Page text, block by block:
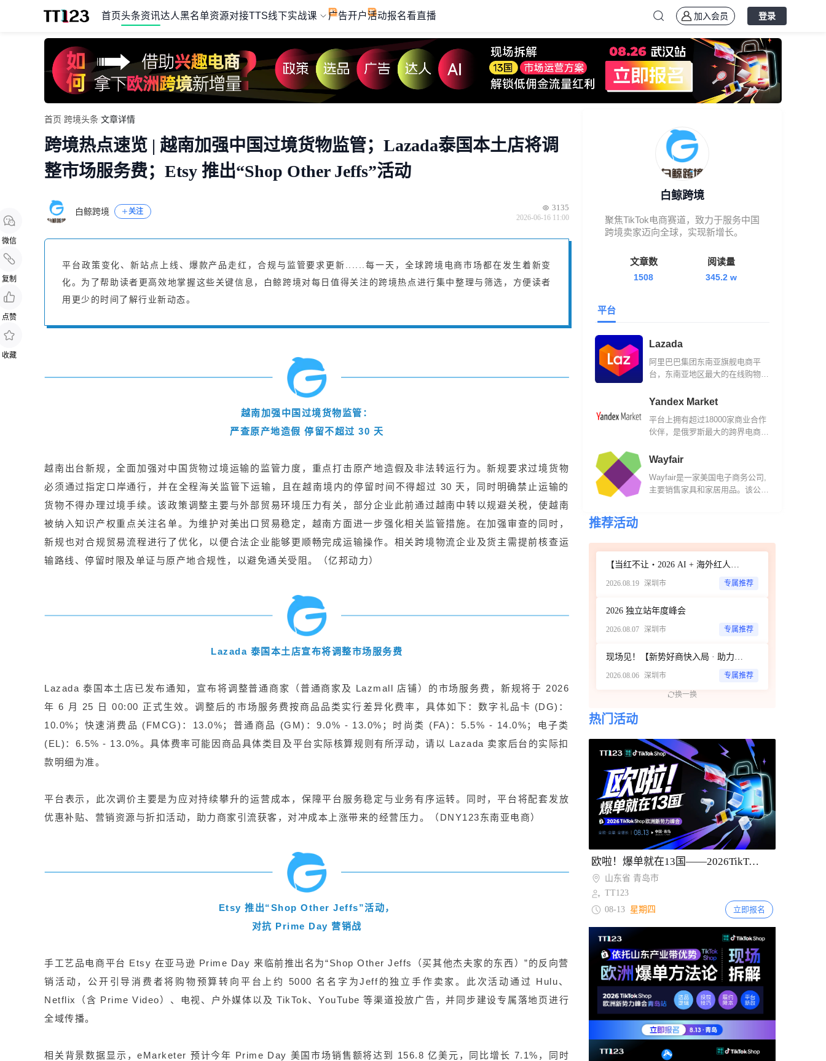
首页头条资讯达人黑名单资源对接TTS线下实战课 广告开户活动报名看直播 加入会员 登录
of
1
微信
复制
点赞
收藏
首页 跨境头条 文章详情
跨境热点速览 | 越南加强中国过境货物监管；Lazada泰国本土店将调
整市场服务费；Etsy 推出“Shop Other Jeffs”活动
白鲸跨境 关注 3135
2026-06-16 11:00
平台政策变化、新站点上线、爆款产品走红，合规与监管要求更新......每一天，全球跨境电商市场都在发生着新变
化。为了帮助读者更高效地掌握这些关键信息，白鲸跨境对每日值得关注的跨境热点进行集中整理与筛选，方便读者
用更少的时间了解行业新动态。
越南加强中国过境货物监管：
严查原产地造假 停留不超过 30 天
越南出台新规，全面加强对中国货物过境运输的监管力度，重点打击原产地造假及非法转运行为。新规要求过境货物
必须通过指定口岸通行，并在全程海关监管下运输，且在越南境内的停留时间不得超过 30 天，同时明确禁止运输的
货物不得办理过境手续。该政策调整主要与外部贸易环境压力有关，部分企业此前通过越南中转以规避关税，使越南
被纳入知识产权重点关注名单。为维护对美出口贸易稳定，越南方面进一步强化相关监管措施。在加强审查的同时，
新规也对合规贸易流程进行了优化，以便合法企业能够更顺畅完成运输操作。相关跨境物流企业及货主需提前核查运
输路线、停留时限及单证与原产地合规性，以避免通关受阻。（亿邦动力）
Lazada 泰国本土店宣布将调整市场服务费
Lazada 泰国本土店已发布通知，宣布将调整普通商家（普通商家及 Lazmall 店铺）的市场服务费，新规将于 2026
年 6 月 25 日 00:00 正式生效。调整后的市场服务费按商品品类实行差异化费率，具体如下：数字礼品卡 (DG)：
10.0%；快速消费品 (FMCG)：13.0%；普通商品 (GM)：9.0% - 13.0%；时尚类 (FA)：5.5% - 14.0%；电子类
(EL)：6.5% - 13.0%。具体费率可能因商品具体类目及平台实际核算规则有所浮动，请以 Lazada 卖家后台的实际扣
款明细为准。
平台表示，此次调价主要是为应对持续攀升的运营成本，保障平台服务稳定与业务有序运转。同时，平台将配套发放
优惠补贴、营销资源与折扣活动，助力商家引流获客，对冲成本上涨带来的经营压力。（DNY123东南亚电商）
Etsy 推出“Shop Other Jeffs”活动，
对抗 Prime Day 营销战
手工艺品电商平台 Etsy 在亚马逊 Prime Day 来临前推出名为“Shop Other Jeffs（买其他杰夫家的东西）”的反向营
销活动，公开引导消费者将购物预算转向平台上约 5000 名名字为Jeff的独立手作卖家。此次活动通过 Hulu、
Netflix（含 Prime Video）、电视、户外媒体以及 TikTok、YouTube 等渠道投放广告，并同步建设专属落地页进行
全域传播。
相关背景数据显示，eMarketer 预计今年 Prime Day 美国市场销售额将达到 156.8 亿美元，同比增长 7.1%，同时
白鲸跨境
聚焦TikTok电商赛道，致力于服务中国
跨境卖家迈向全球，实现新增长。
文章数
1508
阅读量
345.2 w
平台
Lazada
阿里巴巴集团东南亚旗舰电商平
台，东南亚地区最大的在线购物网
Yandex Market
平台上拥有超过18000家商业合作
伙伴，是俄罗斯最大的跨界电商平
Wayfair
Wayfair是一家美国电子商务公司,
主要销售家具和家居用品。该公司
推荐活动
【当红不让・2026 AI + 海外红人营销大会暨 WotoHub 卖家大会】
2026.08.19 深圳市 专属推荐
2026 独立站年度峰会
2026.08.07 深圳市 专属推荐
现场见！【新势好商快入局 · 助力旺季赢增长】TikTok Shop美欧跨境POP招商大会
2026.08.06 深圳市 专属推荐
换一换
热门活动
Item
2
of
2
欧啦！爆单就在13国——2026TikTok Shop欧洲新势力峰会【青岛站】
山东省 青岛市
TT123
08-13 星期四 立即报名